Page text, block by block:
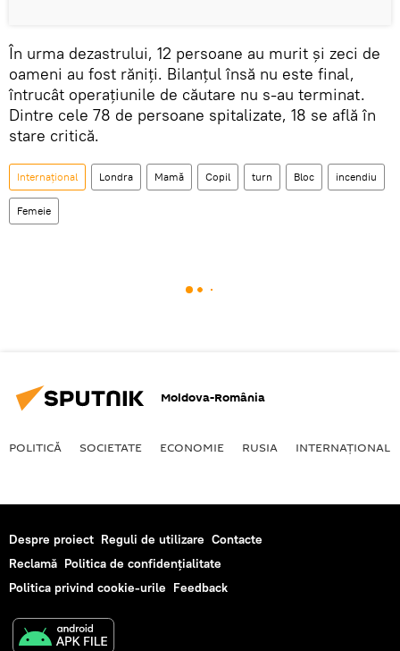
În urma dezastrului, 12 persoane au murit şi zeci de
oameni au fost răniţi. Bilanţul însă nu este final,
întrucât operaţiunile de căutare nu s-au terminat.
Dintre cele 78 de persoane spitalizate, 18 se află în
stare critică.
Internaţional Londra Mamă Copil turn Bloc incendiu
Femeie
Moldova-România
POLITICĂ SOCIETATE ECONOMIE RUSIA INTERNAŢIONAL
Despre proiect Reguli de utilizare Contacte
Reclamă Politica de confidențialitate
Politica privind cookie-urile Feedback